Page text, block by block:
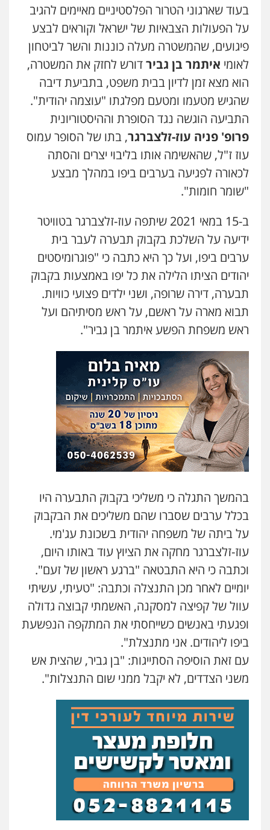
עו"ד (רו"ח) יואב ציוני
עבירות מס הלבנת הון שומות וערעורי מס
0505430819
עו"ד ירון גיגי
פלילי צווארון לבן מעצרים הליכי הסגרה
0522249087
אברהם שהבזי – משרד עורכי דין
מיסים כלכלי פלילי פשיעה כלכלית הלבנת
הון
עו"ד דרוויש נאשף
פלילי פשיעה חמורה זכויות אדם
0527448141
עו"ד שילה ענבר
פלילי כלכלי מיסים הלבנת הון ייעוץ לעורכי
0506216097
עו"ד תמיר סולומון
פלילי כלכלי מיסים הלבנת הון
0528758840
עו"ד רן כהן רוכברגר
דיני צבא פלילי צווארון לבן
שחר מנדלמן, שלומציון גבאי מנדלמן
– משרד עורכי דין
פלילי התמחות בייצוג בעבירות מין
0505522334
עו"ד אתנה אדרי
פשיעה חמורה כלכלי פלילי מעצרים
וחקירות
0502181995
עו"ד עמית שלף
פלילי פשיעה חמורה עורכי דין לענייני
אסירים סמים
0542068898
אילן כץ – משרד עורכי דין
משפט פלילי ייצוג שוטרים וסוהרים
ועדות חקירה
0546312410
עו"ד מאור שגב
פלילי פשיעה חמורה מעצרים וחקירות
0546680127
בעוד שארגוני הטרור הפלסטיניים מאיימים להגיב
על הפעולות הצבאיות של ישראל וקוראים לבצע
פיגועים, שהמשטרה מעלה כוננות והשר לביטחון
לאומי איתמר בן גבירדורש לחזק את המשטרה,
הוא מצא זמן לדיון בבית משפט, בתביעת דיבה
שהגיש מטעמו ומטעם מפלגתו "עוצמה יהודית".
התביעה הוגשה נגד הסופרת וההיסטוריונית
פרופ' פניה עוז-זלצברגר, בתו של הסופר עמוס
עוז ז"ל, שהאשימה אותו בליבוי יצרים והסתה
לכאורה לפגיעה בערבים ביפו במהלך מבצע
"שומר חומות".
ב-15 במאי 2021 שיתפה עוז-זלצברגר בטוויטר
ידיעה על השלכת בקבוק תבערה לעבר בית
ערבים ביפו, ועל כך היא כתבה כי "פוגרומיסטים
יהודים הציתו הלילה את כל יפו באמצעות בקבוק
תבערה, דירה שרופה, ושני ילדים פצועי כוויות.
תבוא מארה על ראשם, על ראש מסיתיהם ועל
ראש משפחת הפשע איתמר בן גביר".
בהמשך התגלה כי משליכי בקבוק התבערה היו
בכלל ערבים שסברו שהם משליכים את הבקבוק
על ביתה של משפחה יהודית בשכונת עג'מי.
עוז-זלצברגר מחקה את הציוץ עוד באותו היום,
וכתבה כי היא התבטאה "ברגע ראשון של זעם".
יומיים לאחר מכן התנצלה וכתבה: "טעיתי, עשיתי
עוול של קפיצה למסקנה, האשמתי קבוצה גדולה
ופגעתי באנשים כשייחסתי את המתקפה הנפשעת
ביפו ליהודים. אני מתנצלת".
עם זאת הוסיפה הסתייגות: "בן גביר, שהצית אש
משני הצדדים, לא יקבל ממני שום התנצלות".